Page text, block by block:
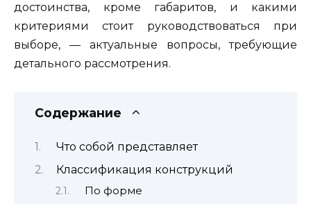
достоинства, кроме габаритов, и какими
критериями стоит руководствоваться при
выборе, — актуальные вопросы, требующие
детального рассмотрения.
Содержание
Что собой представляет
Классификация конструкций
По форме